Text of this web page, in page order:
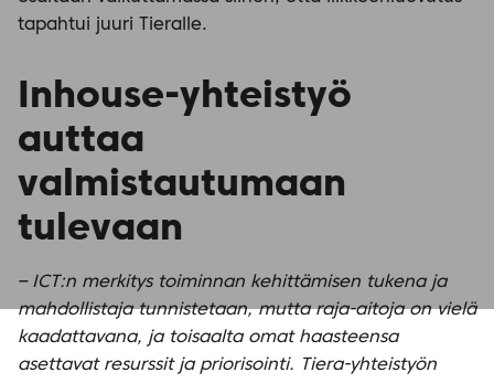
tapahtui juuri Tieralle.
Inhouse-yhteistyö
auttaa
valmistautumaan
tulevaan
– ICT:n merkitys toiminnan kehittämisen tukena ja
mahdollistaja tunnistetaan, mutta raja-aitoja on vielä
kaadattavana, ja toisaalta omat haasteensa
asettavat resurssit ja priorisointi. Tiera-yhteistyön